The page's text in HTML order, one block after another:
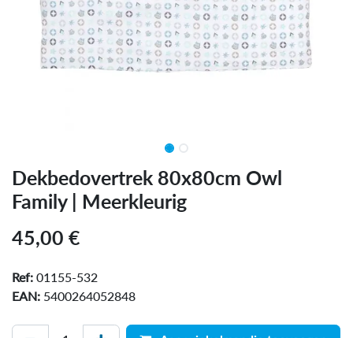
Dekbedovertrek 80x80cm Owl
Family | Meerkleurig
45,00 €
Ref: 01155-532
EAN: 5400264052848